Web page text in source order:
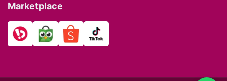
Marketplace